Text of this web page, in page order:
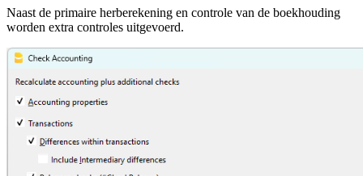
Naast de primaire herberekening en controle van de boekhouding
worden extra controles uitgevoerd.